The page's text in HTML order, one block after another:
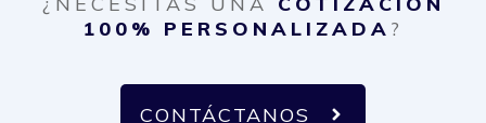
100% PERSONALIZADA ?
CONTÁCTANOS